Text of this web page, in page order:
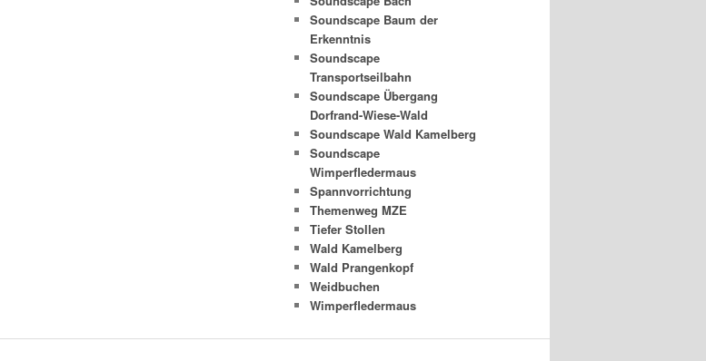
Soundscape Baum der
Erkenntnis
Soundscape
Transportseilbahn
Soundscape Übergang
Dorfrand-Wiese-Wald
Soundscape Wald Kamelberg
Soundscape
Wimperfledermaus
Spannvorrichtung
Themenweg MZE
Tiefer Stollen
Wald Kamelberg
Wald Prangenkopf
Weidbuchen
Wimperfledermaus